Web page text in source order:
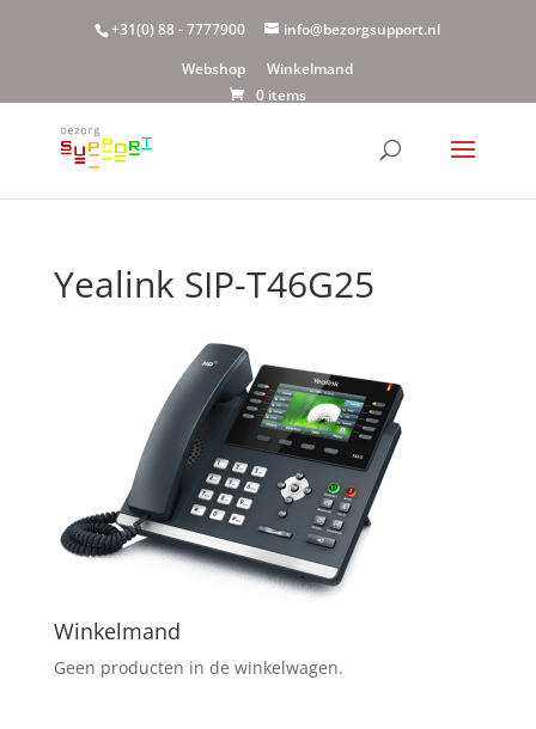
+31(0) 88 - 7777900
info@bezorgsupport.nl
Webshop
Winkelmand
0 items
Yealink SIP-T46G25
Winkelmand
Geen producten in de winkelwagen.